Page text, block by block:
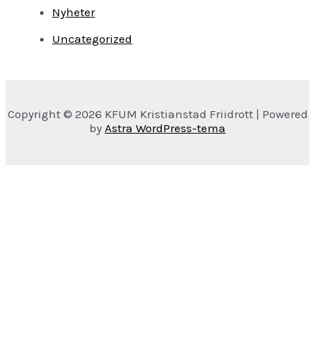
Nyheter
Uncategorized
Copyright © 2026 KFUM Kristianstad Friidrott | Powered
by Astra WordPress-tema